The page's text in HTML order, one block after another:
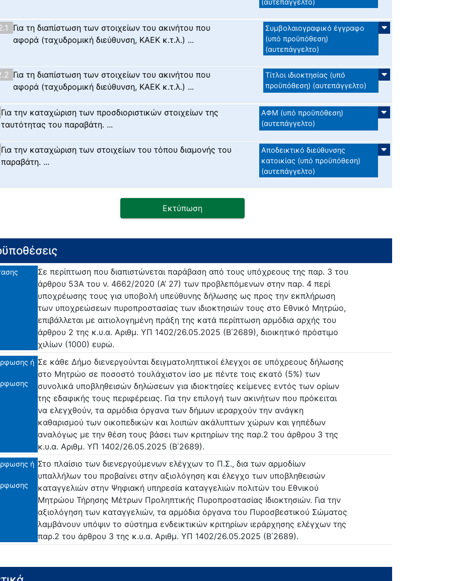
(αυτεπάγγελτο)
Για τη διαπίστωση των στοιχείων του ακινήτου που
αφορά (ταχυδρομική διεύθυνση, ΚΑΕΚ κ.τ.λ.) ...
Συμβολαιογραφικό έγγραφο
(υπό προϋπόθεση)
(αυτεπάγγελτο)
Για τη διαπίστωση των στοιχείων του ακινήτου που
αφορά (ταχυδρομική διεύθυνση, ΚΑΕΚ κ.τ.λ.) ...
Τίτλοι ιδιοκτησίας (υπό
προϋπόθεση) (αυτεπάγγελτο)
Για την καταχώριση των προσδιοριστικών στοιχείων της
ταυτότητας του παραβάτη. ...
ΑΦΜ (υπό προϋπόθεση)
(αυτεπάγγελτο)
Για την καταχώριση των στοιχείων του τόπου διαμονής του
παραβάτη. ...
Αποδεικτικό διεύθυνσης
κατοικίας (υπό προϋπόθεση)
(αυτεπάγγελτο)
Εκτύπωση
Σε περίπτωση που διαπιστώνεται παράβαση από τους υπόχρεους της παρ. 3 του
άρθρου 53Α του ν. 4662/2020 (Α’ 27) των προβλεπόμενων στην παρ. 4 περί
υποχρέωσης τους για υποβολή υπεύθυνης δήλωσης ως προς την εκπλήρωση
των υποχρεώσεων πυροπροστασίας των ιδιοκτησιών τους στο Εθνικό Μητρώο,
επιβάλλεται με αιτιολογημένη πράξη της κατά περίπτωση αρμόδια αρχής του
άρθρου 2 της κ.υ.α. Αριθμ. ΥΠ 1402/26.05.2025 (Β΄2689), διοικητικό πρόστιμο
χιλίων (1000) ευρώ.
ή Σε κάθε Δήμο διενεργούνται δειγματοληπτικοί έλεγχοι σε υπόχρεους δήλωσης
στο Μητρώο σε ποσοστό τουλάχιστον ίσο με πέντε τοις εκατό (5%) των
συνολικά υποβληθεισών δηλώσεων για ιδιοκτησίες κείμενες εντός των ορίων
της εδαφικής τους περιφέρειας. Για την επιλογή των ακινήτων που πρόκειται
να ελεγχθούν, τα αρμόδια όργανα των δήμων ιεραρχούν την ανάγκη
καθαρισμού των οικοπεδικών και λοιπών ακάλυπτων χώρων και γηπέδων
αναλόγως με την θέση τους βάσει των κριτηρίων της παρ.2 του άρθρου 3 της
κ.υ.α. Αριθμ. ΥΠ 1402/26.05.2025 (Β΄2689).
ή Στο πλαίσιο των διενεργούμενων ελέγχων το Π.Σ., δια των αρμοδίων
υπαλλήλων του προβαίνει στην αξιολόγηση και έλεγχο των υποβληθεισών
καταγγελιών στην Ψηφιακή υπηρεσία καταγγελιών πολιτών του Εθνικού
Μητρώου Τήρησης Μέτρων Προληπτικής Πυροπροστασίας Ιδιοκτησιών. Για την
αξιολόγηση των καταγγελιών, τα αρμόδια όργανα του Πυροσβεστικού Σώματος
λαμβάνουν υπόψιν το σύστημα ενδεικτικών κριτηρίων ιεράρχησης ελέγχων της
παρ.2 του άρθρου 3 της κ.υ.α. Αριθμ. ΥΠ 1402/26.05.2025 (Β΄2689).